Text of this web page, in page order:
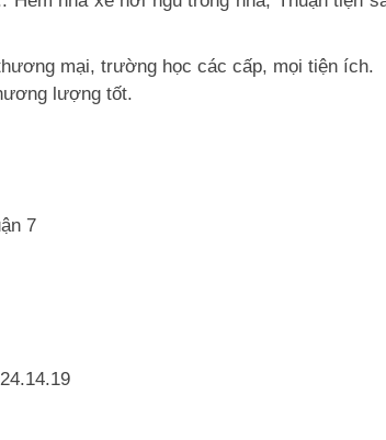
mại, trường học các cấp, mọi tiện ích.
lượng tốt.
7